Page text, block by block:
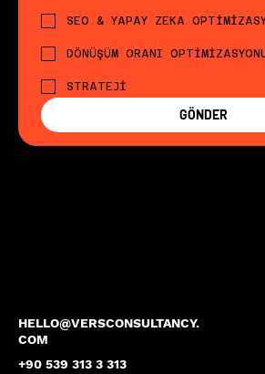
HELLO@VERSCONSULTANCY.
COM
+90 539 313 3 313
SEO & YAPAY ZEKA
DÖNÜŞÜM ORANI
STRATEJİ
GÖNDER